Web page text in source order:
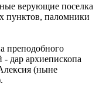
верующие поселка
пунктов, паломники
преподобного
дар архиепископа
(ныне